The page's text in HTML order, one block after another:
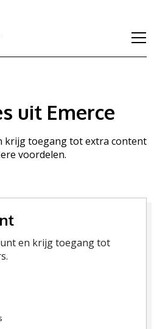
uit Emerce
krijg toegang tot extra content
voordelen.
en krijg toegang tot